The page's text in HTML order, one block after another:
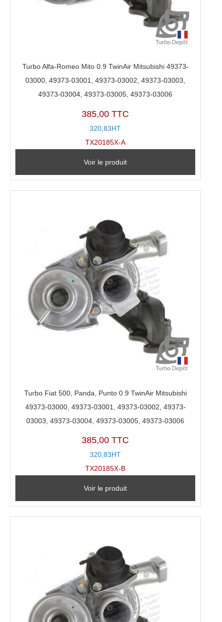
Turbo Alfa-Romeo Mito 0.9 TwinAir Mitsubishi 49373-
03000, 49373-03001, 49373-03002, 49373-03003,
49373-03004, 49373-03005, 49373-03006
385,00 TTC
320,83HT
TX20185X-A
Voir le produit
Turbo Fiat 500, Panda, Punto 0.9 TwinAir Mitsubishi
49373-03000, 49373-03001, 49373-03002, 49373-
03003, 49373-03004, 49373-03005, 49373-03006
385,00 TTC
320,83HT
TX20185X-B
Voir le produit